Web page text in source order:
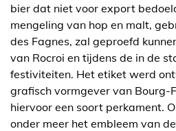
bier dat niet voor export
mengeling van hop en malt,
des Fagnes, zal geproefd
van Rocroi en tijdens de in de
festiviteiten. Het etiket werd
grafisch vormgever van Bourg-
hiervoor een soort perkament.
onder meer het embleem van